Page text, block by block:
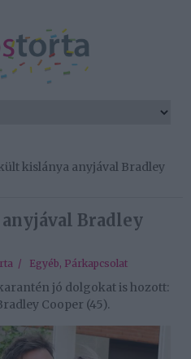
kislánya anyjával Bradley
Bradley
/ Egyéb, Párkapcsolat
jó dolgokat is hozott:
Cooper (45).